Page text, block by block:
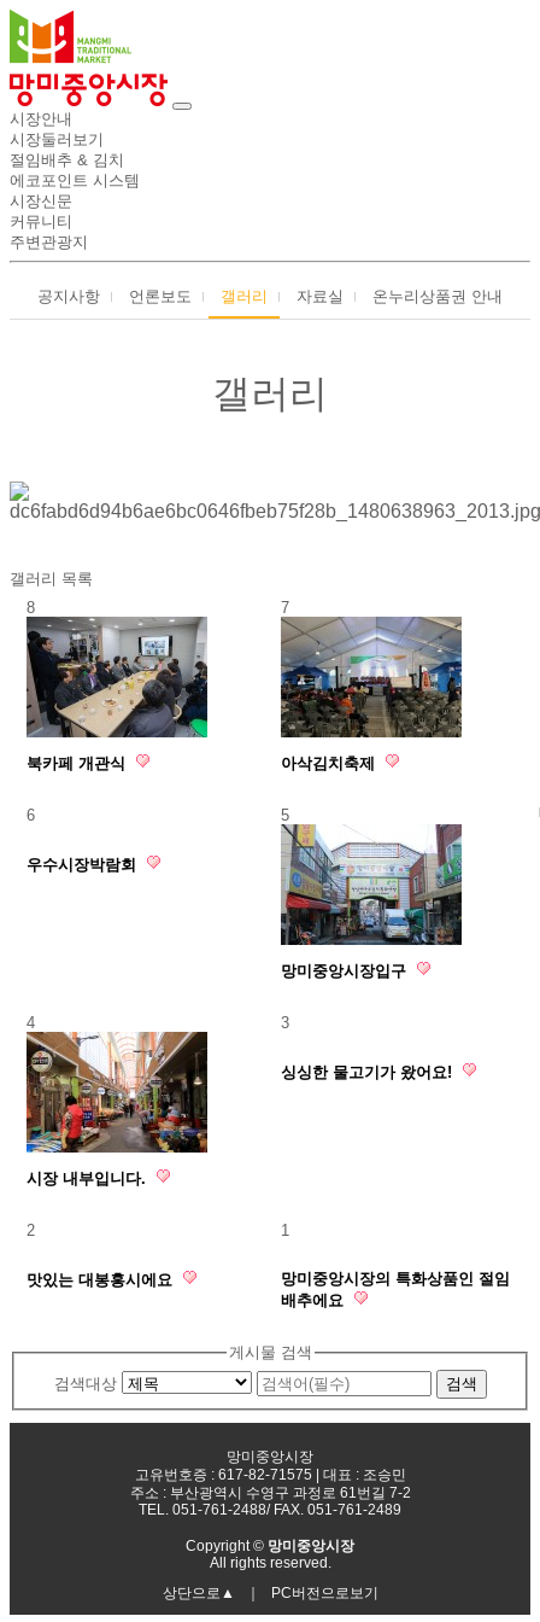
메
시장안내
시장둘러보기
절임배추 & 김치
에코포인트 시스템
시장신문
커뮤니티
주변관광지
공지사항 언론보도 갤러리 자료실 온누리상품권 안내
갤러리
갤러리 목록
8
북카페 개관식
7
아삭김치축제
6
우수시장박람회
5
망미중앙시장입구
4
시장 내부입니다.
3
싱싱한 물고기가 왔어요!
2
맛있는 대봉홍시에요
1
망미중앙시장의 특화상품인 절임
배추에요
게시물 검색
검색대상
망미중앙시장
고유번호증 : 617-82-71575 | 대표 : 조승민
주소 : 부산광역시 수영구 과정로 61번길 7-2​
TEL. 051-761-2488/ FAX. 051-761-2489
Copyright © 망미중앙시장
All rights reserved.
상단으로▲ PC버전으로보기